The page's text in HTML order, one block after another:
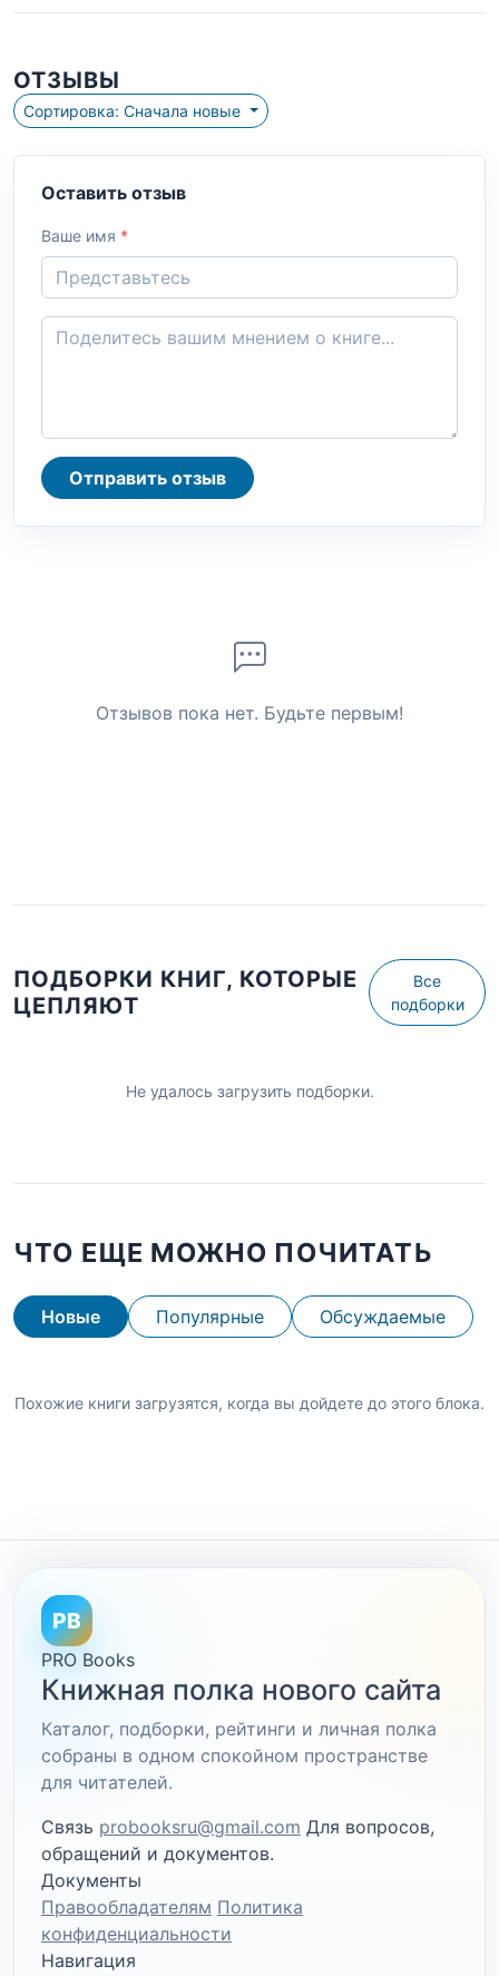
ОТЗЫВЫ
Сортировка: Сначала новые
Оставить отзыв
Ваше имя *
Отправить отзыв
Отзывов пока нет. Будьте первым!
ПОДБОРКИ КНИГ, КОТОРЫЕ
ЦЕПЛЯЮТ
Все
подборки
Не удалось загрузить подборки.
ЧТО ЕЩЕ МОЖНО ПОЧИТАТЬ
Новые Популярные Обсуждаемые
Похожие книги загрузятся, когда вы дойдете до этого блока.
PB
PRO Books
Книжная полка нового сайта
Каталог, подборки, рейтинги и личная полка
собраны в одном спокойном пространстве
для читателей.
Связь probooksru@gmail.com Для вопросов,
обращений и документов.
Документы
Правообладателям Политика
конфиденциальности
Навигация